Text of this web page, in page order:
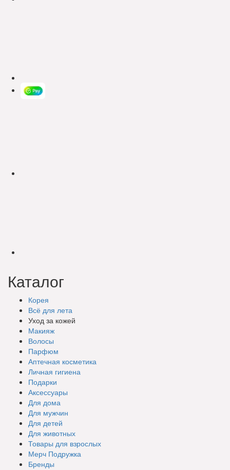
Каталог
Корея
Всё для лета
Уход за кожей
Макияж
Волосы
Парфюм
Аптечная косметика
Личная гигиена
Подарки
Аксессуары
Для дома
Для мужчин
Для детей
Для животных
Товары для взрослых
Мерч Подружка
Бренды